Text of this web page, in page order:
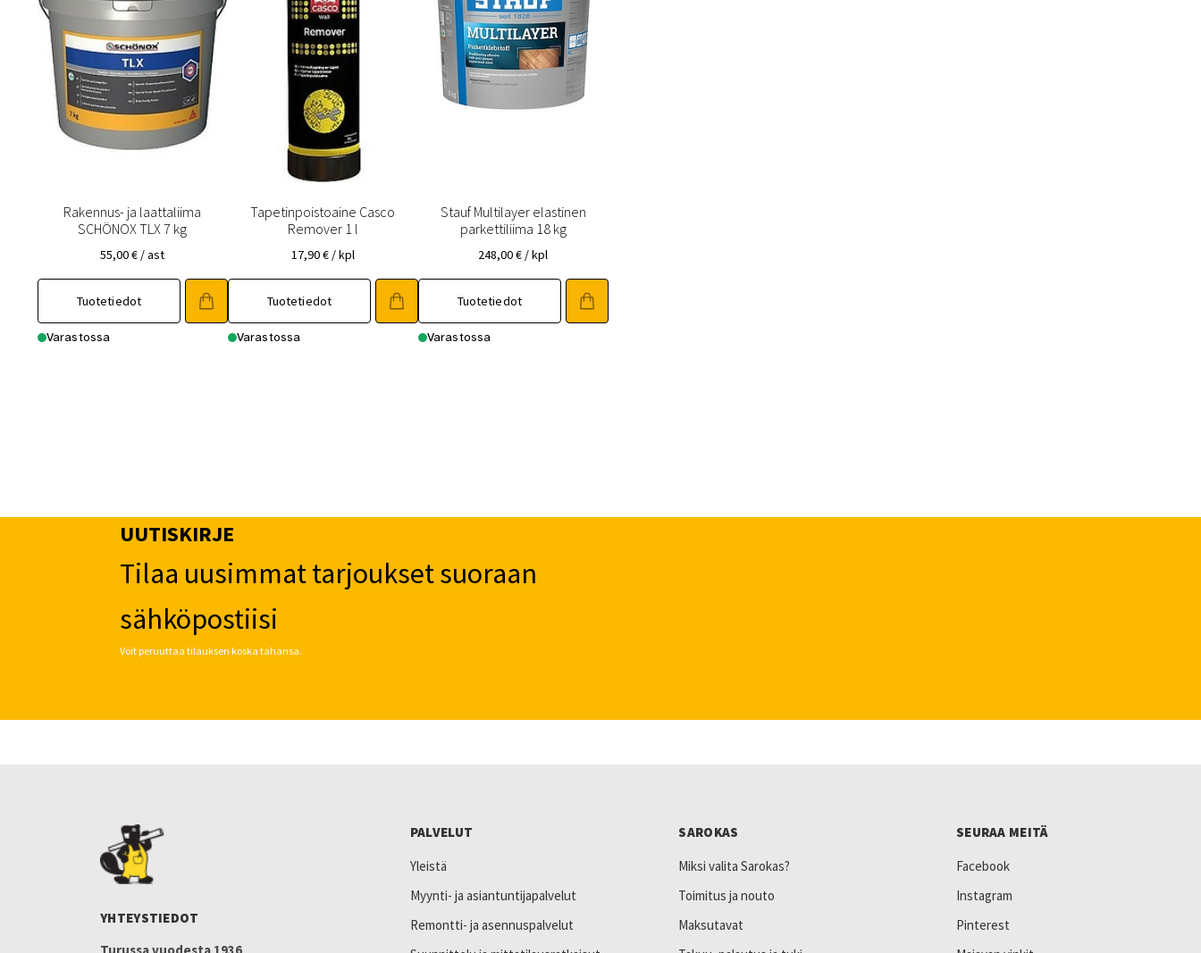
Rakennus- ja laattaliima
SCHÖNOX TLX 7 kg
55,00€ / ast
Tuotetiedot
Varastossa
Tapetinpoistoaine Casco
Remover 1 l
17,90€ / kpl
Tuotetiedot
Varastossa
Stauf Multilayer elastinen
parkettiliima 18 kg
248,00€ / kpl
Tuotetiedot
Varastossa
UUTISKIRJE
Tilaa uusimmat tarjoukset suoraan
sähköpostiisi
Voit peruuttaa tilauksen koska tahansa.
YHTEYSTIEDOT
PALVELUT
Yleistä
Myynti- ja asiantuntijapalvelut
Remontti- ja asennuspalvelut
SAROKAS
Miksi valita Sarokas?
Toimitus ja nouto
Maksutavat
SEURAA MEITÄ
Facebook
Instagram
Pinterest